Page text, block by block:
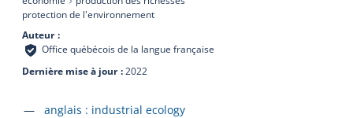
protection de l'environnement
Auteur
Office québécois de la langue française
Dernière mise à jour 2022
Accéder à la fiche en
anglais : industrial ecology